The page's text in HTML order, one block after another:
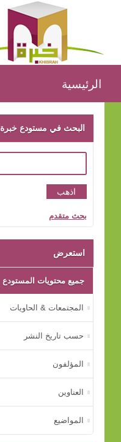
الرئيسية
الرئيسية
البحث في مستودع خبرة
بحث متقدم
استعرض
جميع محتويات المستودع
المجتمعات & الحاويات
حسب تاريخ النشر
المؤلفون
العناوين
المواضيع